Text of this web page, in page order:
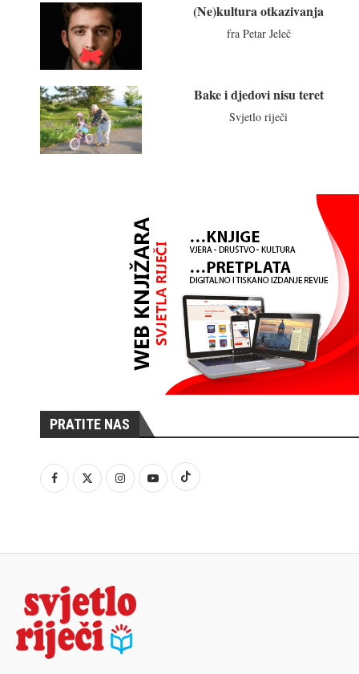
(Ne)kultura otkazivanja
fra Petar Jeleč
Bake i djedovi nisu teret
Svjetlo riječi
PRATITE NAS